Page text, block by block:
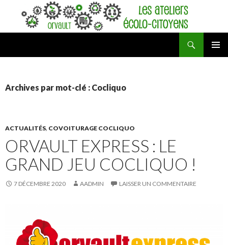
Archives par mot-clé : Cocliquo
ACTUALITÉS, COVOITURAGE COCLIQUO
ORVAULT EXPRESS : LE
GRAND JEU COCLIQUO !
7 DÉCEMBRE 2020 AADMIN LAISSER UN COMMENTAIRE